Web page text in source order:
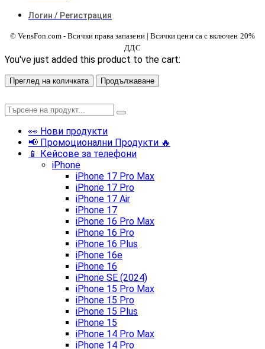
Логин / Регистрация
© VensFon.com - Всички права запазени | Всички цени са с включен 20%
ДДС
You've just added this product to the cart:
Преглед на количката Продължаване
👀 Нови продукти
📢 Промоционални Продукти 🔥
📱 Кейсове за телефони
iPhone
iPhone 17 Pro Max
iPhone 17 Pro
iPhone 17 Air
iPhone 17
iPhone 16 Pro Max
iPhone 16 Pro
iPhone 16 Plus
iPhone 16e
iPhone 16
iPhone SE (2024)
iPhone 15 Pro Max
iPhone 15 Pro
iPhone 15 Plus
iPhone 15
iPhone 14 Pro Max
iPhone 14 Pro